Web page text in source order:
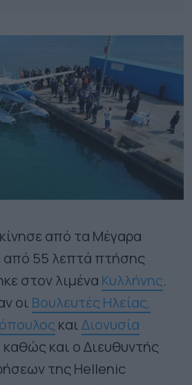
από τα Μέγαρα
από 55 λεπτά πτήσης
στον λιμένα Κυλλήνης.
οι Βουλευτές Ηλείας,
καιΔιονυσία
καθώς και ο Διευθυντής
της Hellenic